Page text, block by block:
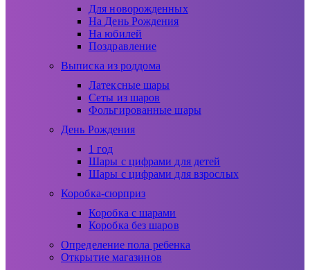
Для новорожденных
На День Рождения
На юбилей
Поздравление
Выписка из роддома
Латексные шары
Сеты из шаров
Фольгированные шары
День Рождения
1 год
Шары с цифрами для детей
Шары с цифрами для взрослых
Коробка-сюрприз
Коробка с шарами
Коробка без шаров
Определение пола ребенка
Открытие магазинов